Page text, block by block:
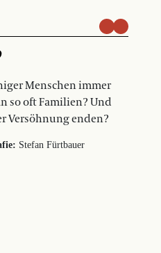
Menschen immer
so oft Familien? Und
Versöhnung enden?
Stefan Fürtbauer